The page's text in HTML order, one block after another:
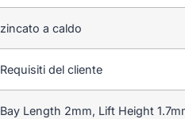
zincato a caldo
Requisiti del cliente
Bay Length 2mm, Lift Height